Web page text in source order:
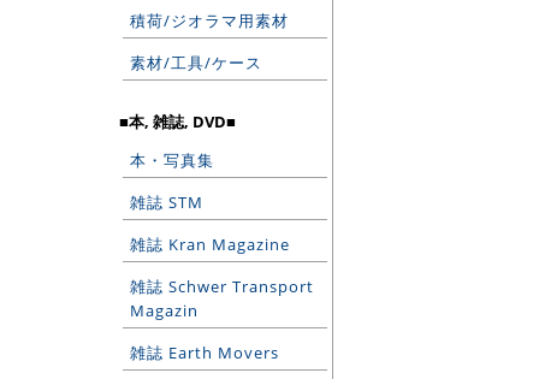
積荷/ジオラマ用素材
素材/工具/ケース
■本, 雑誌, DVD■
本・写真集
雑誌 STM
雑誌 Kran Magazine
雑誌 Schwer Transport
Magazin
雑誌 Earth Movers